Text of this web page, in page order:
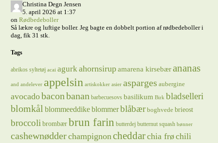
Christina Degn Jensen
5. april 2026 at 1:37
onRødbedeboller
Så lækre og luftige boller. Jeg bagte en dobbelt portion af rødbedeboller i
dag, fik 31 stk.
Tags
abrikos syltetøj acai agurkahornsirupamarena kirsebærananas
and andelever appelsin artiskokker asier asparges aubergine
avocadobaconbanan barbecuesovs basilikum Birk bladselleri
blomkål blommeeddikeblommerblåbær boghvede brieost
broccoli brombær brun farin butterdej butternut squash bønner
cashewnødderchampignoncheddarchia frøchili